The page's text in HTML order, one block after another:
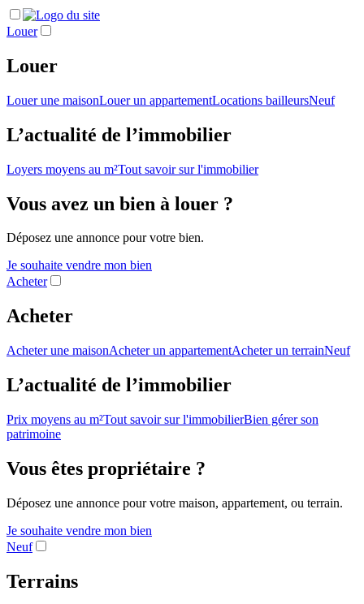
Louer
Louer
Louer une maisonLouer un appartementLocations bailleursNeuf
L’actualité de l’immobilier
Loyers moyens au m²Tout savoir sur l'immobilier
Vous avez un bien à louer ?
Déposez une annonce pour votre bien.
Je souhaite vendre mon bien
Acheter
Acheter
Acheter une maisonAcheter un appartementAcheter un terrainNeuf
L’actualité de l’immobilier
Prix moyens au m²Tout savoir sur l'immobilierBien gérer son
patrimoine
Vous êtes propriétaire ?
Déposez une annonce pour votre maison, appartement, ou terrain.
Je souhaite vendre mon bien
Neuf
Terrains